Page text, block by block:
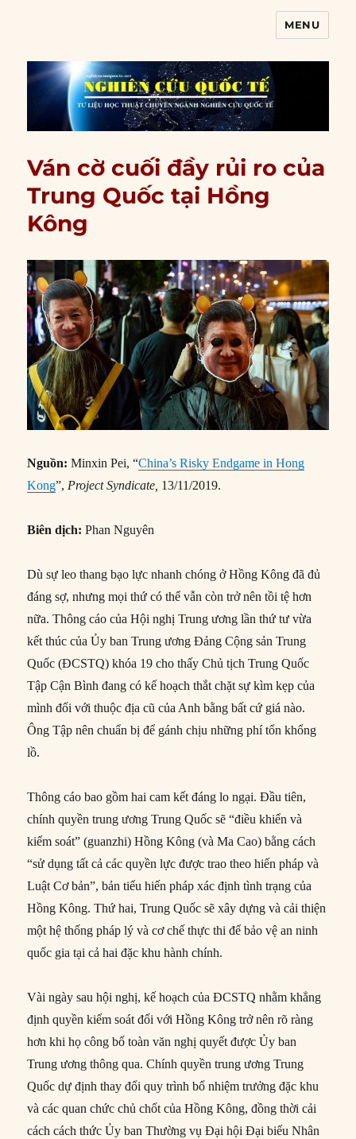
MENU
Ván cờ cuối đầy rủi ro của
Trung Quốc tại Hồng
Kông
Nguồn:Minxin Pei, “China’s Risky Endgame in Hong
Kong”, Project Syndicate, 13/11/2019.
Biên dịch:Phan Nguyên
Dù sự leo thang bạo lực nhanh chóng ở Hồng Kông đã đủ
đáng sợ, nhưng mọi thứ có thể vẫn còn trở nên tồi tệ hơn
nữa. Thông cáo của Hội nghị Trung ương lần thứ tư vừa
kết thúc của Ủy ban Trung ương Đảng Cộng sản Trung
Quốc (ĐCSTQ) khóa 19 cho thấy Chủ tịch Trung Quốc
Tập Cận Bình đang có kế hoạch thắt chặt sự kìm kẹp của
mình đối với thuộc địa cũ của Anh bằng bất cứ giá nào.
Ông Tập nên chuẩn bị để gánh chịu những phí tổn khổng
lồ.
Thông cáo bao gồm hai cam kết đáng lo ngại. Đầu tiên,
chính quyền trung ương Trung Quốc sẽ “điều khiển và
kiểm soát” (guanzhi) Hồng Kông (và Ma Cao) bằng cách
“sử dụng tất cả các quyền lực được trao theo hiến pháp và
Luật Cơ bản”, bản tiểu hiến pháp xác định tình trạng của
Hồng Kông. Thứ hai, Trung Quốc sẽ xây dựng và cải thiện
một hệ thống pháp lý và cơ chế thực thi để bảo vệ an ninh
quốc gia tại cả hai đặc khu hành chính.
Vài ngày sau hội nghị, kế hoạch của ĐCSTQ nhằm khẳng
định quyền kiểm soát đối với Hồng Kông trở nên rõ ràng
hơn khi họ công bố toàn văn nghị quyết được Ủy ban
Trung ương thông qua. Chính quyền trung ương Trung
Quốc dự định thay đổi quy trình bổ nhiệm trưởng đặc khu
và các quan chức chủ chốt của Hồng Kông, đồng thời cải
cách cách thức Ủy ban Thường vụ Đại hội Đại biểu Nhân